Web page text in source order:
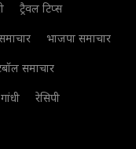
ट्रैवल टिप्स
भाजपा समाचार
समाचार
रेसिपी